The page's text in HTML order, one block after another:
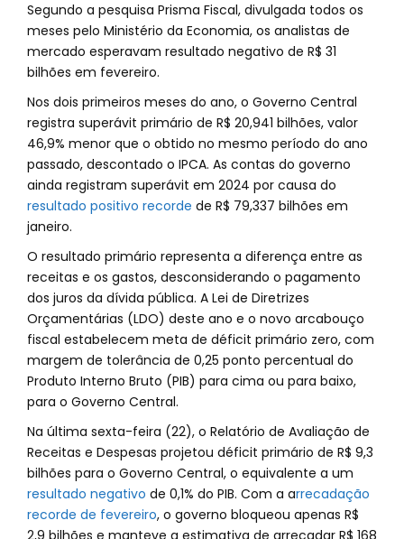
Segundo a pesquisa Prisma Fiscal, divulgada todos os
meses pelo Ministério da Economia, os analistas de
mercado esperavam resultado negativo de R$ 31
bilhões em fevereiro.
Nos dois primeiros meses do ano, o Governo Central
registra superávit primário de R$ 20,941 bilhões, valor
46,9% menor que o obtido no mesmo período do ano
passado, descontado o IPCA. As contas do governo
ainda registram superávit em 2024 por causa do
resultado positivo recorde de R$ 79,337 bilhões em
janeiro.
O resultado primário representa a diferença entre as
receitas e os gastos, desconsiderando o pagamento
dos juros da dívida pública. A Lei de Diretrizes
Orçamentárias (LDO) deste ano e o novo arcabouço
fiscal estabelecem meta de déficit primário zero, com
margem de tolerância de 0,25 ponto percentual do
Produto Interno Bruto (PIB) para cima ou para baixo,
para o Governo Central.
Na última sexta-feira (22), o Relatório de Avaliação de
Receitas e Despesas projetou déficit primário de R$ 9,3
bilhões para o Governo Central, o equivalente a um
resultado negativo de 0,1% do PIB. Com a arrecadação
recorde de fevereiro, o governo bloqueou apenas R$
2,9 bilhões e manteve a estimativa de arrecadar R$ 168